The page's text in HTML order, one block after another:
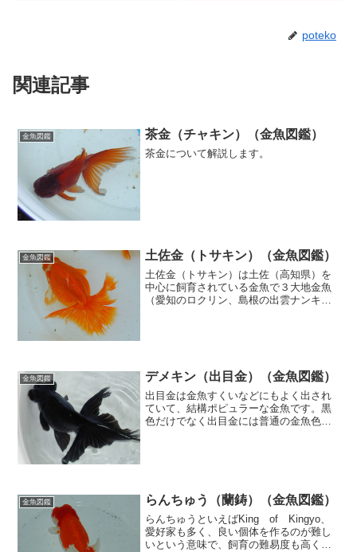
poteko
関連記事
金魚図鑑 茶金（チャキン）（金魚図鑑）
茶金について解説します。
金魚図鑑 土佐金（トサキン）（金魚図鑑）
土佐金（トサキン）は土佐（高知県）を
中心に飼育されている金魚で３大地金魚
（愛知のロクリン、島根の出雲ナンキ
金魚図鑑 デメキン（出目金）（金魚図鑑）
出目金は金魚すくいなどにもよく出され
ていて、結構ポピュラーな金魚です。黒
色だけでなく出目金には普通の金魚色し
金魚図鑑 らんちゅう（蘭鋳）（金魚図鑑）
らんちゅうといえばKing of Kingyo、
愛好家も多く、良い個体を作るのが難し
いという意味で、飼育の難易度も高くな